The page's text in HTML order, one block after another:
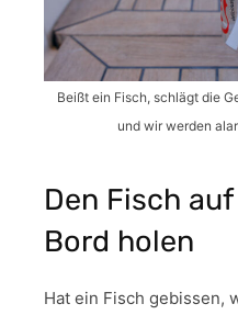
Beißt ein Fisch, schlägt die
und wir werden
Den Fisch
Bord holen
Hat ein Fisch gebissen,